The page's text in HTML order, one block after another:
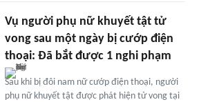
Vụ người phụ nữ khuyết tật tử
vong sau một ngày bị cướp điện
thoại: Đã bắt được 1 nghi phạm
Sau khi bị đôi nam nữ cướp điện thoại, người
phụ nữ khuyết tật được phát hiện tử vong tại